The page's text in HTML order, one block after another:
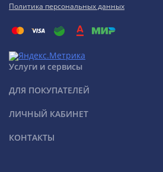
Политика персональных данных
Услуги и сервисы
ДЛЯ ПОКУПАТЕЛЕЙ
ЛИЧНЫЙ КАБИНЕТ
КОНТАКТЫ